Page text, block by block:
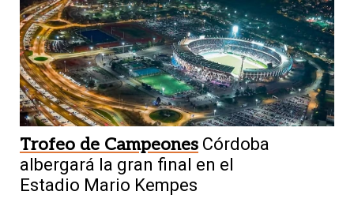
Trofeo de Campeones Córdoba
albergará la gran final en el
Estadio Mario Kempes